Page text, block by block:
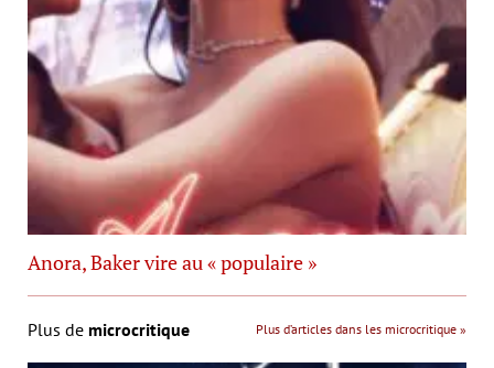
Anora, Baker vire au « populaire »
Plus de microcritique Plus d’articles dans les microcritique »